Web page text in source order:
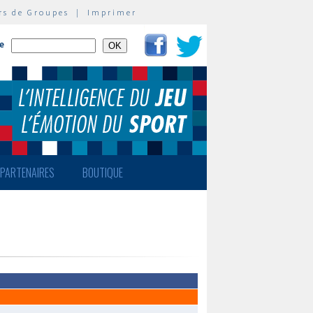
de Groupes | Imprimer
PARTENAIRES BOUTIQUE